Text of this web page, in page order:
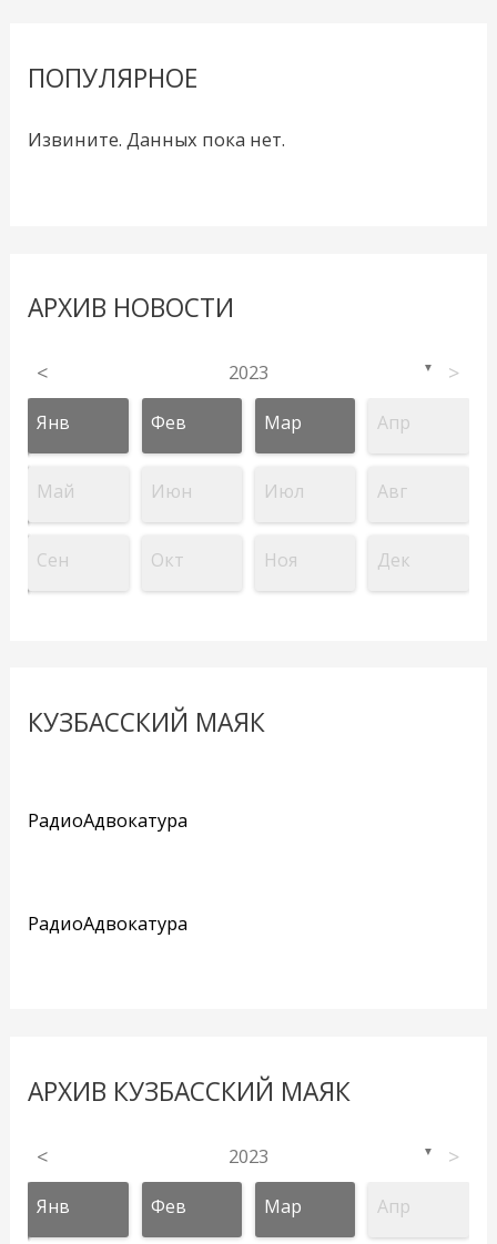
ПОПУЛЯРНОЕ
Извините. Данных пока нет.
АРХИВ НОВОСТИ
< 2023 ▼ >
Янв Фев Мар Апр
Май Июн Июл Авг
Сен Окт Ноя Дек
КУЗБАССКИЙ МАЯК
РадиоАдвокатура
РадиоАдвокатура
АРХИВ КУЗБАССКИЙ МАЯК
< 2023 ▼ >
Янв Фев Мар Апр